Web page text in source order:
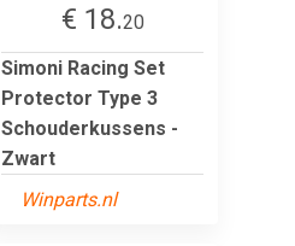
€ 18.20
Simoni Racing Set
Protector Type 3
Schouderkussens -
Zwart
Winparts.nl